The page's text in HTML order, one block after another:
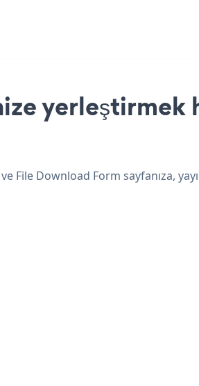
yerleştirmek
File Download Form sayfanıza,